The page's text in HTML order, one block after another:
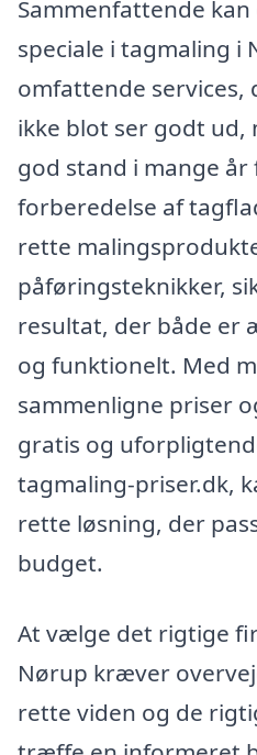
Sammenfattende
speciale i tagmaling i
omfattende services,
ikke blot ser godt ud,
god stand i mange år
forberedelse af
rette
påføringsteknikker,
resultat, der både er
og funktionelt. Med
sammenligne priser
gratis og
tagmaling-priser.dk,
rette løsning, der
budget.
At vælge det rigtige
Nørup kræver
rette viden og de